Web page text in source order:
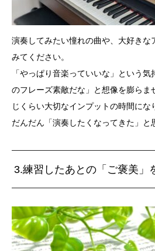
演奏してみたい憧れの曲や、大好きな
みてください。
「やっぱり音楽っていいな」という
のフレーズ素敵だな」と想像を膨らま
じくらい大切なインプットの時間にな
だんだん「演奏したくなってきた」
3.練習したあとの「ご褒美」